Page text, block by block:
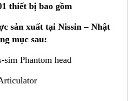
thiết bị bao gồm
sản xuất tại Nissin – Nhật
mục sau:
Phantom head